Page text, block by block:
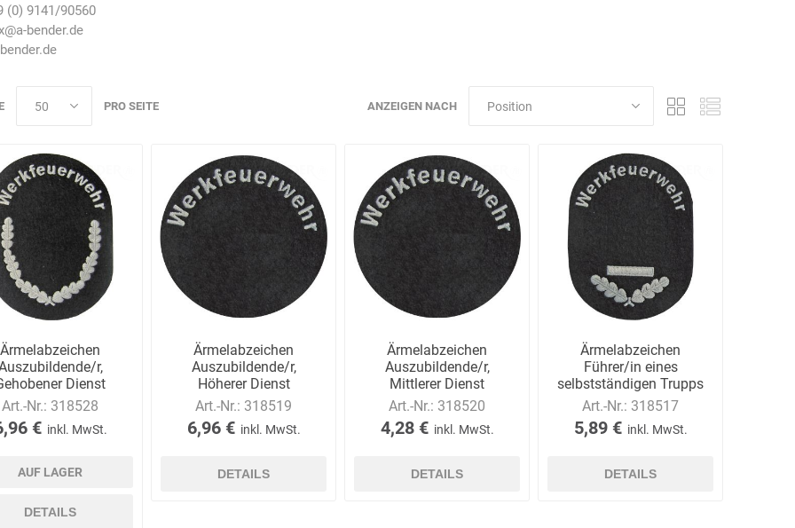
AWG Axcom Bandelin Bandle BartelsRieger Barth
Beos Bethje
BIG
Arbeitsschutz
Big Fire (B. S.
Belüftungs-
GmbH)
Binder Bioex
Boorberg BOSCH
BrandschutztechnikBrandschutztechnik
Müller
Braucke
BST
Brandschutztechnik
(0) 9141/90560
bender.de
ANZEIGEN NACH
PRO SEITE
Ärmelabzeichen
r,
Dienst
Art.-Nr.: 318528
€ inkl. MwSt.
AUF LAGER
DETAILS
Ärmelabzeichen
Auszubildende/r,
Höherer Dienst
Art.-Nr.: 318519
6,96 € inkl. MwSt.
DETAILS
Ärmelabzeichen
Auszubildende/r,
Mittlerer Dienst
Art.-Nr.: 318520
4,28 € inkl. MwSt.
DETAILS
Ärmelabzeichen
Führer/in eines
selbstständigen Trupps
Art.-Nr.: 318517
5,89 € inkl. MwSt.
DETAILS